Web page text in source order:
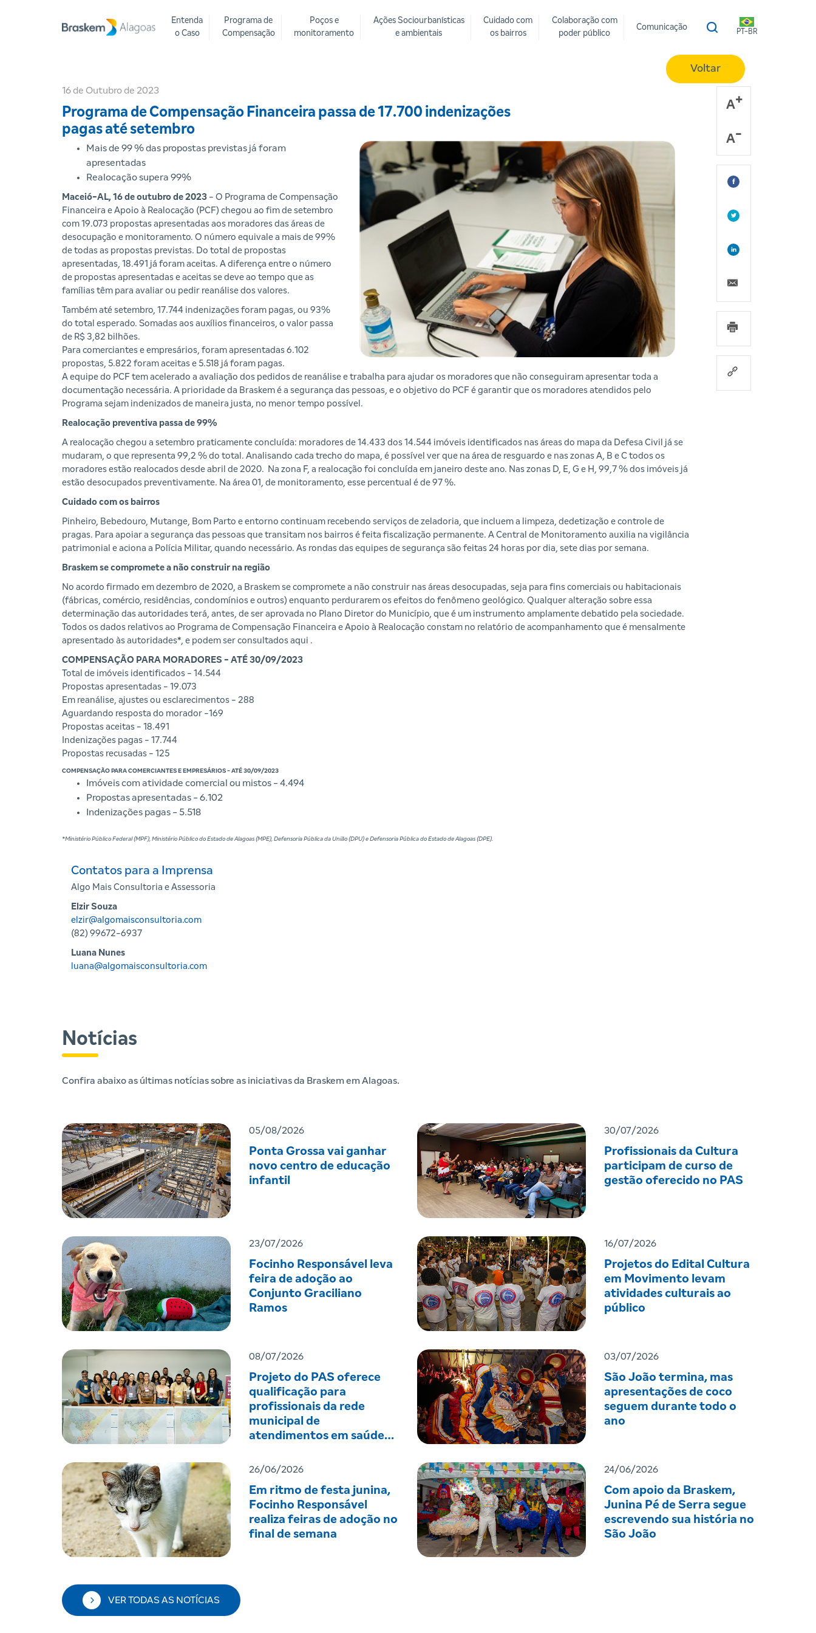
Entenda
o Caso
Programa de
Compensação
Poços e
monitoramento
Ações Sociourbanísticas
e ambientais
Cuidado com
os bairros
Colaboração com
poder público
Comunicação
PT-BR
Voltar
16 de Outubro de 2023
Programa de Compensação Financeira passa de 17.700 indenizações
pagas até setembro
A
A
Mais de 99 % das propostas previstas já foram
apresentadas
Realocação supera 99%
Maceió-AL, 16 de outubro de 2023 - O Programa de Compensação
Financeira e Apoio à Realocação (PCF) chegou ao fim de setembro
com 19.073 propostas apresentadas aos moradores das áreas de
desocupação e monitoramento. O número equivale a mais de 99%
de todas as propostas previstas. Do total de propostas
apresentadas, 18.491 já foram aceitas. A diferença entre o número
de propostas apresentadas e aceitas se deve ao tempo que as
famílias têm para avaliar ou pedir reanálise dos valores.
Também até setembro, 17.744 indenizações foram pagas, ou 93%
do total esperado. Somadas aos auxílios financeiros, o valor passa
de R$ 3,82 bilhões.
Para comerciantes e empresários, foram apresentadas 6.102
propostas, 5.822 foram aceitas e 5.518 já foram pagas.
A equipe do PCF tem acelerado a avaliação dos pedidos de reanálise e trabalha para ajudar os moradores que não conseguiram apresentar toda a
documentação necessária. A prioridade da Braskem é a segurança das pessoas, e o objetivo do PCF é garantir que os moradores atendidos pelo
Programa sejam indenizados de maneira justa, no menor tempo possível.
Realocação preventiva passa de 99%
A realocação chegou a setembro praticamente concluída: moradores de 14.433 dos 14.544 imóveis identificados nas áreas do mapa da Defesa Civil já se
mudaram, o que representa 99,2 % do total. Analisando cada trecho do mapa, é possível ver que na área de resguardo e nas zonas A, B e C todos os
moradores estão realocados desde abril de 2020. Na zona F, a realocação foi concluída em janeiro deste ano. Nas zonas D, E, G e H, 99,7 % dos imóveis já
estão desocupados preventivamente. Na área 01, de monitoramento, esse percentual é de 97 %.
Cuidado com os bairros
Pinheiro, Bebedouro, Mutange, Bom Parto e entorno continuam recebendo serviços de zeladoria, que incluem a limpeza, dedetização e controle de
pragas. Para apoiar a segurança das pessoas que transitam nos bairros é feita fiscalização permanente. A Central de Monitoramento auxilia na vigilância
patrimonial e aciona a Polícia Militar, quando necessário. As rondas das equipes de segurança são feitas 24 horas por dia, sete dias por semana.
Braskem se compromete a não construir na região
No acordo firmado em dezembro de 2020, a Braskem se compromete a não construir nas áreas desocupadas, seja para fins comerciais ou habitacionais
(fábricas, comércio, residências, condomínios e outros) enquanto perdurarem os efeitos do fenômeno geológico. Qualquer alteração sobre essa
determinação das autoridades terá, antes, de ser aprovada no Plano Diretor do Município, que é um instrumento amplamente debatido pela sociedade.
Todos os dados relativos ao Programa de Compensação Financeira e Apoio à Realocação constam no relatório de acompanhamento que é mensalmente
apresentado às autoridades*, e podem ser consultados aqui .
COMPENSAÇÃO PARA MORADORES - ATÉ 30/09/2023
Total de imóveis identificados - 14.544
Propostas apresentadas - 19.073
Em reanálise, ajustes ou esclarecimentos - 288
Aguardando resposta do morador -169
Propostas aceitas - 18.491
Indenizações pagas - 17.744
Propostas recusadas - 125
COMPENSAÇÃO PARA COMERCIANTES E EMPRESÁRIOS - ATÉ 30/09/2023
Imóveis com atividade comercial ou mistos - 4.494
Propostas apresentadas - 6.102
Indenizações pagas - 5.518
*Ministério Público Federal (MPF), Ministério Público do Estado de Alagoas (MPE), Defensoria Pública da União (DPU) e Defensoria Pública do Estado de Alagoas (DPE).
Contatos para a Imprensa
Algo Mais Consultoria e Assessoria
Elzir Souza
elzir@algomaisconsultoria.com
(82) 99672-6937
Luana Nunes
luana@algomaisconsultoria.com
Notícias
Confira abaixo as últimas notícias sobre as iniciativas da Braskem em Alagoas.
05/08/2026
Ponta Grossa vai ganhar
novo centro de educação
infantil
30/07/2026
Profissionais da Cultura
participam de curso de
gestão oferecido no PAS
23/07/2026
Focinho Responsável leva
feira de adoção ao
Conjunto Graciliano
Ramos
16/07/2026
Projetos do Edital Cultura
em Movimento levam
atividades culturais ao
público
08/07/2026
Projeto do PAS oferece
qualificação para
profissionais da rede
municipal de
atendimentos em saúde
03/07/2026
São João termina, mas
apresentações de coco
seguem durante todo o
ano
26/06/2026
Em ritmo de festa junina,
Focinho Responsável
realiza feiras de adoção no
final de semana
24/06/2026
Com apoio da Braskem,
Junina Pé de Serra segue
escrevendo sua história no
São João
VER TODAS AS NOTÍCIAS